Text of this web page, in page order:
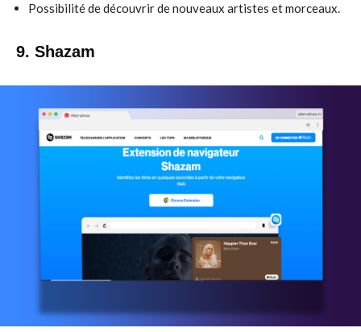
Possibilité de découvrir de nouveaux artistes et morceaux.
9. Shazam